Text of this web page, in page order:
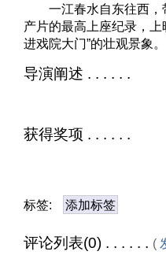
一江春水自东往西，
产片的最高上座纪录，
进戏院大门”的壮观
导演阐述 . . . . . .
获得奖项 . . . . . .
标签: 添加标签
评论列表(0) . . . . . . (